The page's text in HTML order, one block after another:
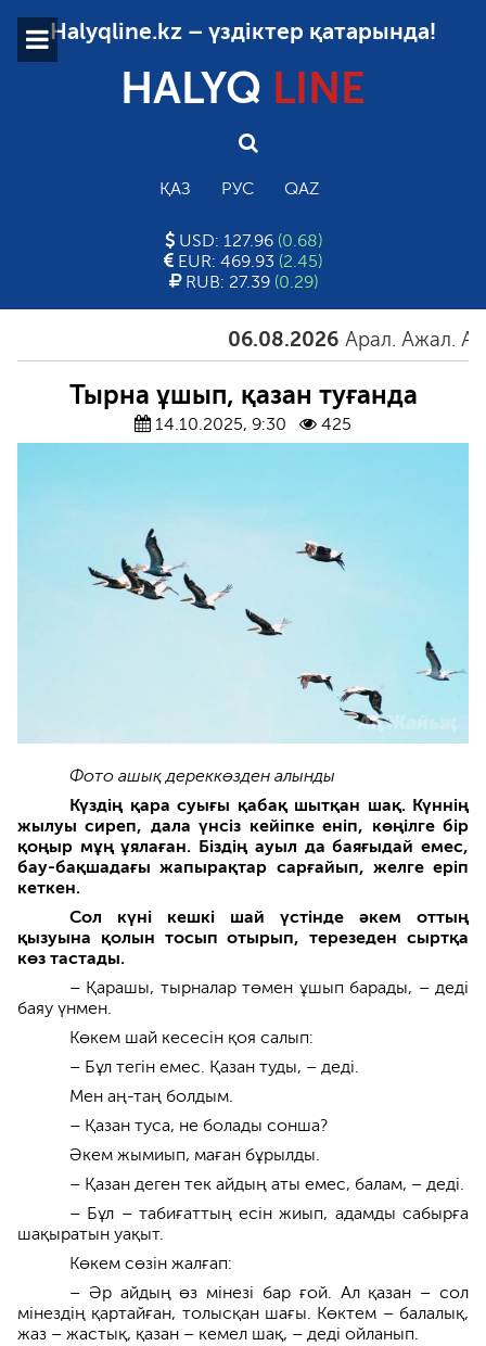
Halyqline.kz – үздіктер қатарында!
HALYQ LINE
ҚАЗ РУС QAZ
USD: 127.96 (0.68)
EUR: 469.93 (2.45)
RUB: 27.39 (0.29)
06.08.2026 Арал. Ажал. Айғақ
Тырна ұшып, қазан туғанда
14.10.2025, 9:30 425
Фото ашық дереккөзден алынды
Күздің қара суығы қабақ шытқан шақ. Күннің
жылуы сиреп, дала үнсіз кейіпке еніп, көңілге бір
қоңыр мұң ұялаған. Біздің ауыл да баяғыдай емес,
бау-бақшадағы жапырақтар сарғайып, желге еріп
кеткен.
Сол күні кешкі шай үстінде әкем оттың
қызуына қолын тосып отырып, терезеден сыртқа
көз тастады.
– Қарашы, тырналар төмен ұшып барады, – деді
баяу үнмен.
Көкем шай кесесін қоя салып:
– Бұл тегін емес. Қазан туды, – деді.
Мен аң-таң болдым.
– Қазан туса, не болады сонша?
Әкем жымиып, маған бұрылды.
– Қазан деген тек айдың аты емес, балам, – деді.
– Бұл – табиғаттың есін жиып, адамды сабырға
шақыратын уақыт.
Көкем сөзін жалғап:
– Әр айдың өз мінезі бар ғой. Ал қазан – сол
мінездің қартайған, толысқан шағы. Көктем – балалық,
жаз – жастық, қазан – кемел шақ, – деді ойланып.